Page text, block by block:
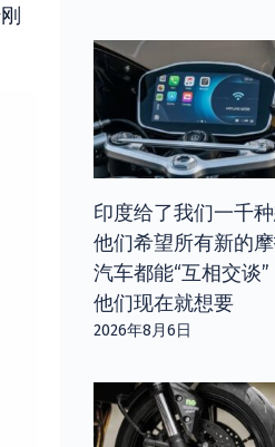
印度给了我们一千种
他们希望所有新的
汽车都能“互相交谈”
他们现在就想要
2026年8月6日